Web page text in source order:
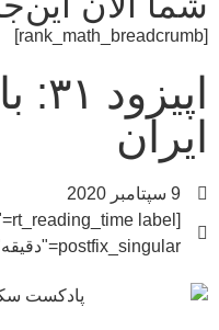
[rank_math_breadcrumb]
ایران
9 سپتامبر 2020
postfix_singular="دقیقه"]